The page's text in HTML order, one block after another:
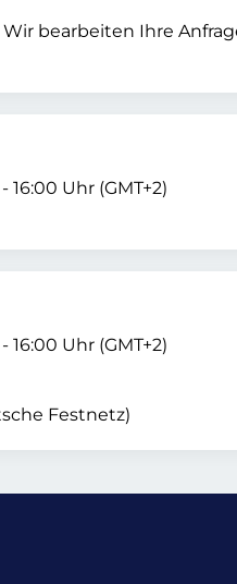
Wir bearbeiten Ihre
Uhr (GMT+2)
Uhr (GMT+2)
Festnetz)